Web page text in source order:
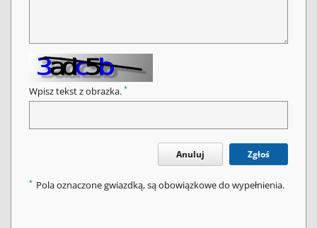
Wpisz tekst z obrazka. *
Anuluj Zgłoś
* Pola oznaczone gwiazdką, są obowiązkowe do wypełnienia.